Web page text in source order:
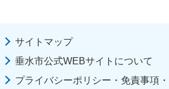
サイトマップ
垂水市公式WEBサイトについて
プライバシーポリシー・免責事項